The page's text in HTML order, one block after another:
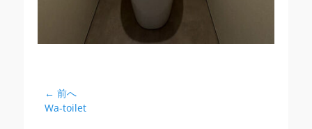
投
稿
← 前へ
前
Wa-toilet